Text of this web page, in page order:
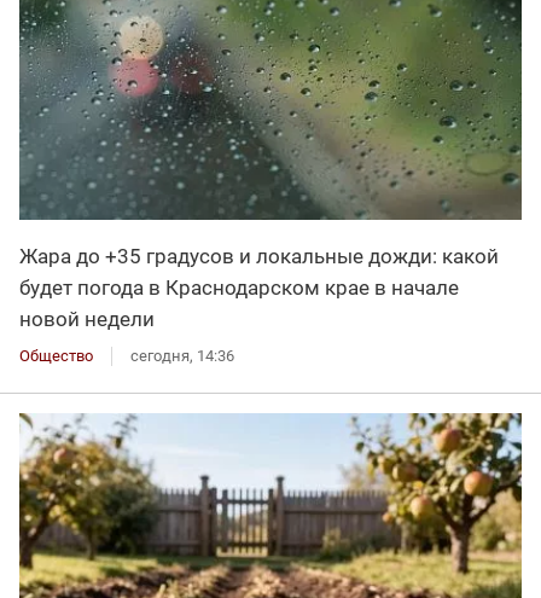
Жара до +35 градусов и локальные дожди: какой
будет погода в Краснодарском крае в начале
новой недели
Общество сегодня, 14:36